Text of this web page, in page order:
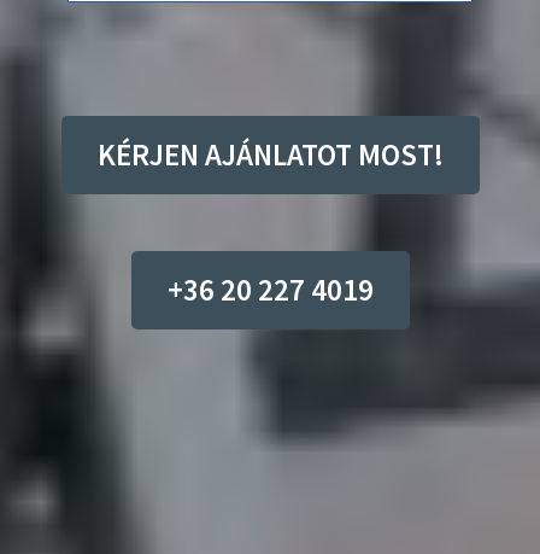
KÉRJEN AJÁNLATOT MOST!
+36 20 227 4019